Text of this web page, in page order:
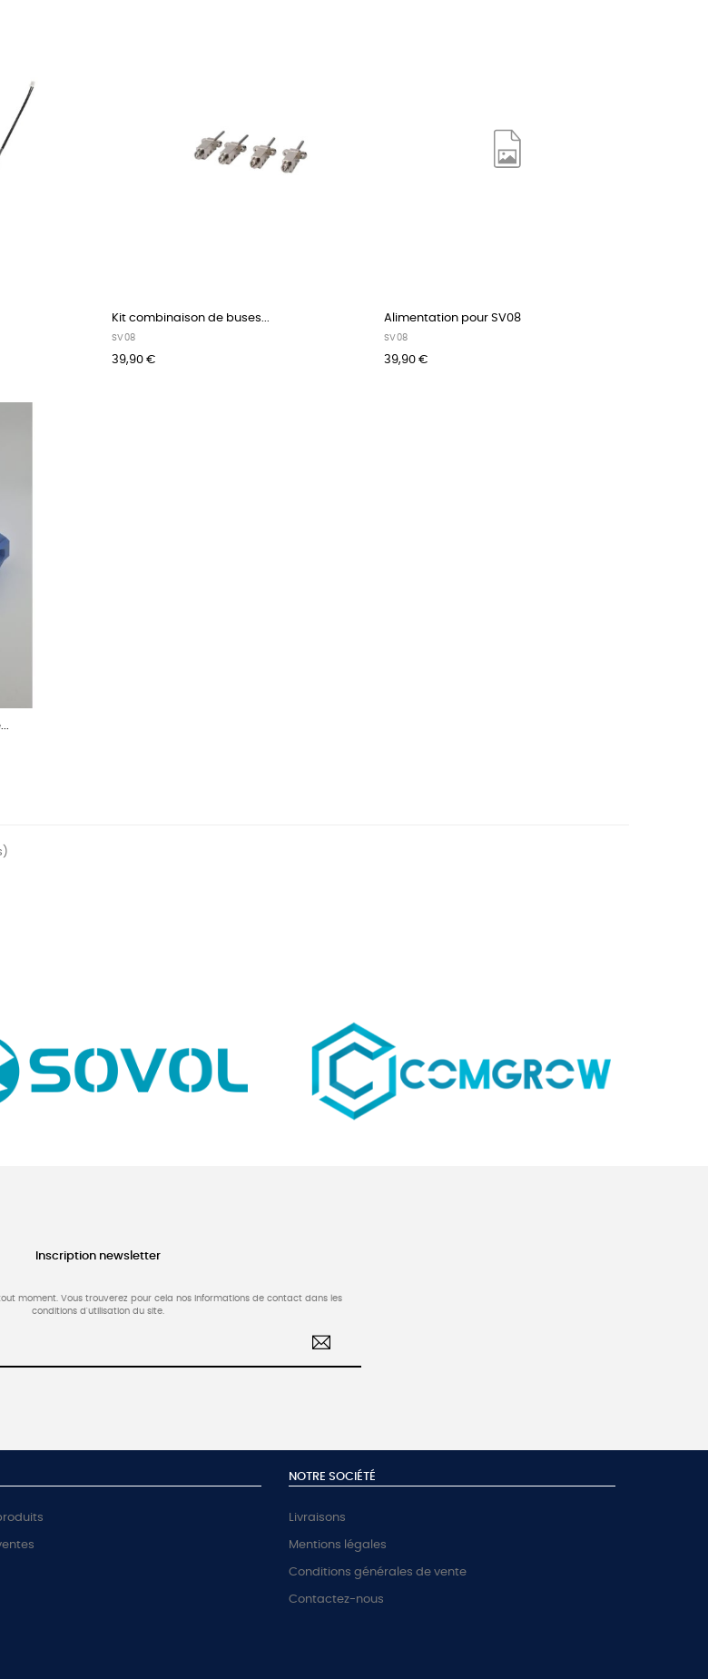
Kit combinaison de buses...
SV08
39,90 €
Alimentation pour SV08
SV08
39,90 €
Inscription newsletter
moment. Vous trouverez pour cela nos informations de contact dans les
conditions d'utilisation du site.
NOTRE SOCIÉTÉ
Livraisons
Mentions légales
Conditions générales de vente
Contactez-nous